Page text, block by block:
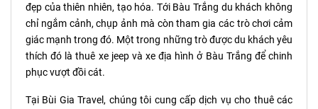
đẹp của thiên nhiên, tạo hóa. Tới Bàu Trắng du khách không
chỉ ngắm cảnh, chụp ảnh mà còn tham gia các trò chơi cảm
giác mạnh trong đó. Một trong những trò được du khách yêu
thích đó là thuê xe jeep và xe địa hình ở Bàu Trắng để chinh
phục vượt đồi cát.
Tại Bùi Gia Travel, chúng tôi cung cấp dịch vụ cho thuê các